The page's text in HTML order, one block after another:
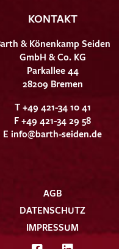
KONTAKT
& Könenkamp Seiden
GmbH & Co. KG
Parkallee 44
28209 Bremen
T +49 421-34 10 41
F +49 421-34 29 58
E info@barth-seiden.de
AGB
DATENSCHUTZ
IMPRESSUM